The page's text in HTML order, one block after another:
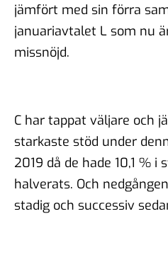
jämfört med sin förra
januariavtalet L som nu
missnöjd.
C har tappat väljare och
starkaste stöd under
2019 då de hade 10,1 % i
halverats. Och
stadig och successiv